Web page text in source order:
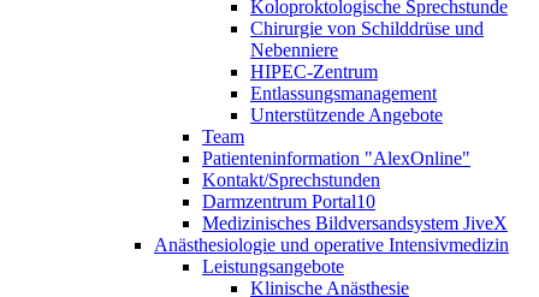
Koloproktologische Sprechstunde
Chirurgie von Schilddrüse und
Nebenniere
HIPEC-Zentrum
Entlassungsmanagement
Unterstützende Angebote
Team
Patienteninformation "AlexOnline"
Kontakt/Sprechstunden
Darmzentrum Portal10
Medizinisches Bildversandsystem JiveX
Anästhesiologie und operative Intensivmedizin
Leistungsangebote
Klinische Anästhesie